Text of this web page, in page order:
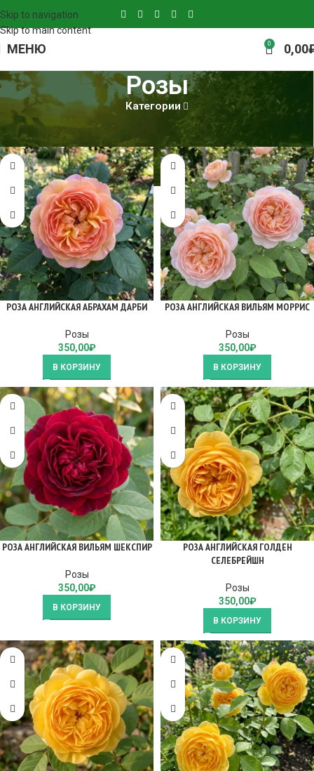
Skip to navigation
Skip to main content
МЕНЮ 0 0,00
Розы
Категории
Главная Розы
РОЗА АНГЛИЙСКАЯ АБРАХАМ ДАРБИ
Розы
350,00₽
В КОРЗИНУ
РОЗА АНГЛИЙСКАЯ ВИЛЬЯМ МОРРИС
Розы
350,00₽
В КОРЗИНУ
РОЗА АНГЛИЙСКАЯ ВИЛЬЯМ ШЕКСПИР
Розы
350,00₽
В КОРЗИНУ
РОЗА АНГЛИЙСКАЯ ГОЛДЕН
СЕЛЕБРЕЙШН
Розы
350,00₽
В КОРЗИНУ